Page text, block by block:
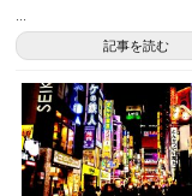
記事を読む